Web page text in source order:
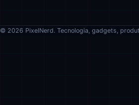
© 2026 PixelNerd. Tecnologia, gadgets,